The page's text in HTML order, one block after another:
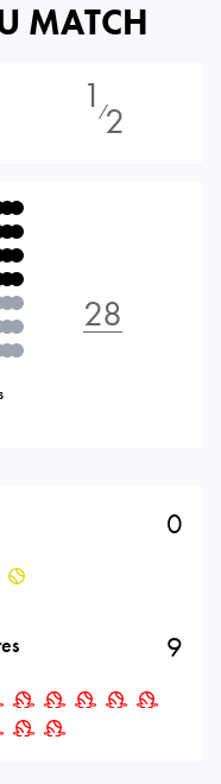
MATCH
1 ⁄2
28
0
9